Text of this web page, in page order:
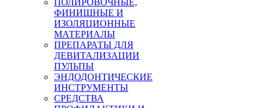
ПОЛИРОВОЧНЫЕ,
ФИНИШНЫЕ И
ИЗОЛЯЦИОННЫЕ
МАТЕРИАЛЫ
ПРЕПАРАТЫ ДЛЯ
ДЕВИТАЛИЗАЦИИ
ПУЛЬПЫ
ЭНДОДОНТИЧЕСКИЕ
ИНСТРУМЕНТЫ
СРЕДСТВА